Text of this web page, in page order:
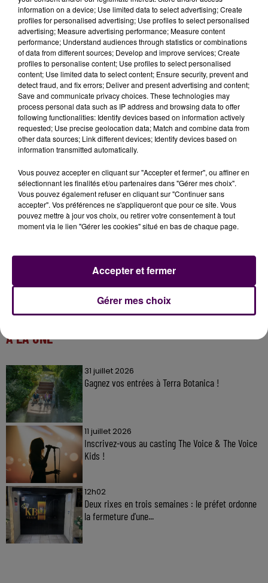
même une bonne efficacité. On espère pouvoir
commercialiser ces pièces rapidement, en tout cas
c’est toute une chaîne de production qui est en train
de se mettre en place dans le pays"poursuit Gaël
Nicolas. Rappelons également que si l’on porte un
masque fait maison pour se protéger, encore faut-il
bien s’en servir :"On ne doit pas y toucher sauf pour
le retirer et on doit le laver quotidiennement, au
moins à 60 degrés"conseille le professionnel.
Gaël Nicolas était l'invité de notre émission"Spéciale
COVID-19"ce mardi 7 avril :
Gaël Nicolas
À LA UNE
31 juillet 2026
Gagnez vos entrées à Terra Botanica !
11 juillet 2026
Inscrivez-vous au casting The Voice & The Voice
Kids !
12h02
Deux rixes en trois semaines : le préfet ordonne
la fermeture d'une...
information on a device; Use limited data to select advertising; Create
profiles for personalised advertising; Use profiles to select personalised
advertising; Measure advertising performance; Measure content
performance; Understand audiences through statistics or combinations
of data from different sources; Develop and improve services; Create
profiles to personalise content; Use profiles to select personalised
content; Use limited data to select content; Ensure security, prevent and
detect fraud, and fix errors; Deliver and present advertising and content;
Save and communicate privacy choices. These technologies may
process personal data such as IP address and browsing data to offer
following functionalities: Identify devices based on information actively
requested; Use precise geolocation data; Match and combine data from
other data sources; Link different devices; Identify devices based on
information transmitted automatically.
Vous pouvez accepter en cliquant sur "Accepter et fermer", ou affiner en
sélectionnant les finalités et/ou partenaires dans "Gérer mes choix".
Vous pouvez également refuser en cliquant sur "Continuer sans
accepter". Vos préférences ne s'appliqueront que pour ce site. Vous
pouvez mettre à jour vos choix, ou retirer votre consentement à tout
moment via le lien "Gérer les cookies" situé en bas de chaque page.
Gérer mes choix
Accepter et fermer